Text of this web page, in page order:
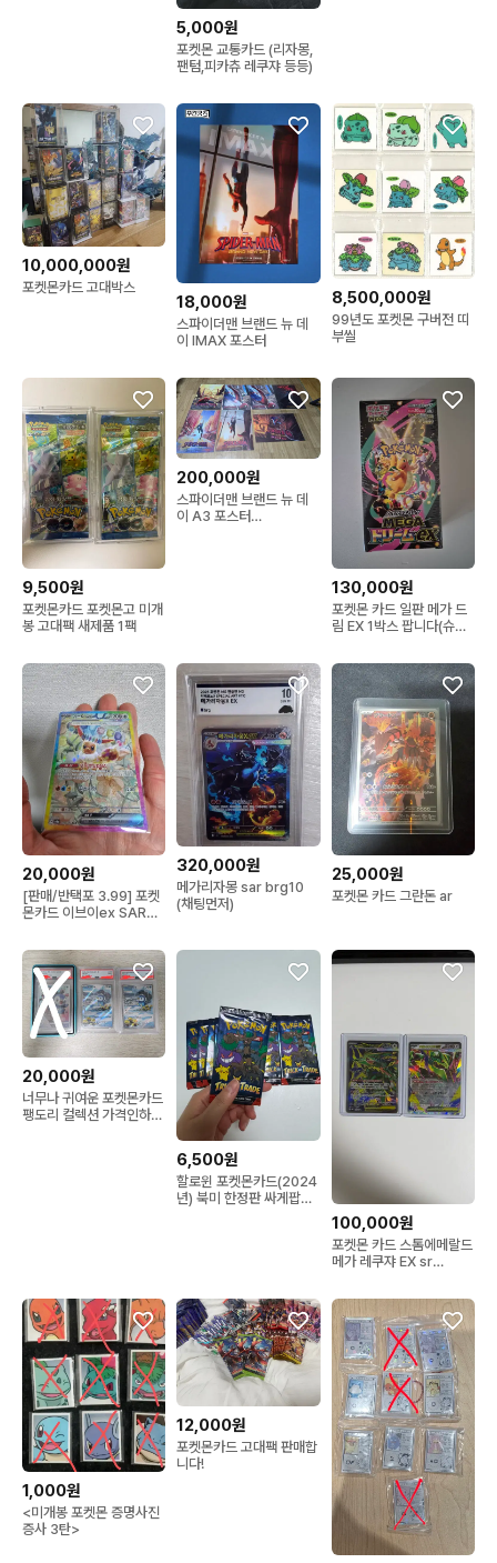
5,000원
포켓몬 교통카드 (리자몽,
팬텀,피카츄 레쿠쟈 등등)
10,000,000원
포켓몬카드 고대박스
18,000원
스파이더맨 브랜드 뉴 데
이 IMAX 포스터
8,500,000원
99년도 포켓몬 구버전 띠
부씰
9,500원
포켓몬카드 포켓몬고 미개
봉 고대팩 새제품 1팩
200,000원
스파이더맨 브랜드 뉴 데
이 A3 포스터
130,000원
포켓몬 카드 일판 메가 드
림 EX 1박스 팝니다(슈링
20,000원
[판매/반택포 3.99] 포켓
몬카드 이브이ex SAR
320,000원
메가리자몽 sar brg10
(채팅먼저)
25,000원
포켓몬 카드 그란돈 ar
20,000원
너무나 귀여운 포켓몬카드
팽도리 컬렉션 가격인하
6,500원
할로윈 포켓몬카드(2024
년) 북미 한정판 싸게팝니
100,000원
포켓몬 카드 스톰에메랄드
메가 레쿠쟈 EX sr
1,000원
<미개봉 포켓몬 증명사진
증사 3탄>
12,000원
포켓몬카드 고대팩 판매합
니다!